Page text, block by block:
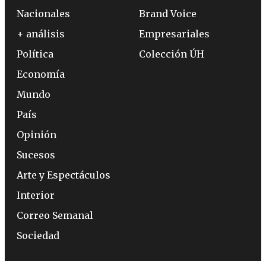
Nacionales
+ análisis
Política
Economía
Mundo
País
Opinión
Sucesos
Arte y Espectáculos
Interior
Correo Semanal
Sociedad
Brand Voice
Empresariales
Colección ÚH